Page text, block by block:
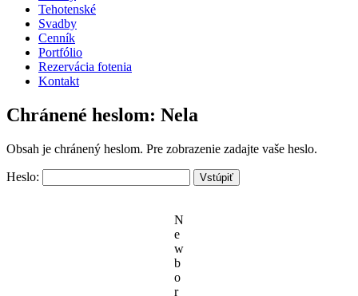
Tehotenské
Svadby
Cenník
Portfólio
Rezervácia fotenia
Kontakt
Chránené heslom: Nela
Obsah je chránený heslom. Pre zobrazenie zadajte vaše heslo.
Heslo:
N
e
w
b
o
r